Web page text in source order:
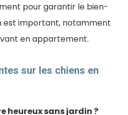
pour garantir le bien-
est important, notamment
en appartement.
sur les chiens en
heureux sans jardin ?